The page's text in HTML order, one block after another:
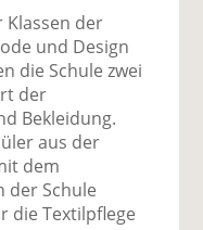
Klassen der
und Design
die Schule zwei
der
Bekleidung.
aus der
dem
der Schule
die Textilpflege